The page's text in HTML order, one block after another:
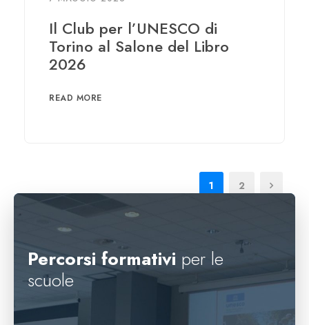
Il Club per l’UNESCO di
Torino al Salone del Libro
2026
READ MORE
1 2
Percorsi formativi per le
scuole